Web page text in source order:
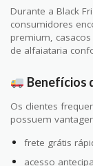
Durante a Black
consumidores
premium,
de alfaiataria
Benefícios
Os clientes
possuem
frete grátis
acesso